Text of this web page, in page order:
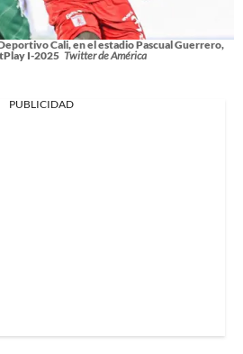
Cali, en el estadio Pascual Guerrero,
I-2025 Twitter de América
PUBLICIDAD